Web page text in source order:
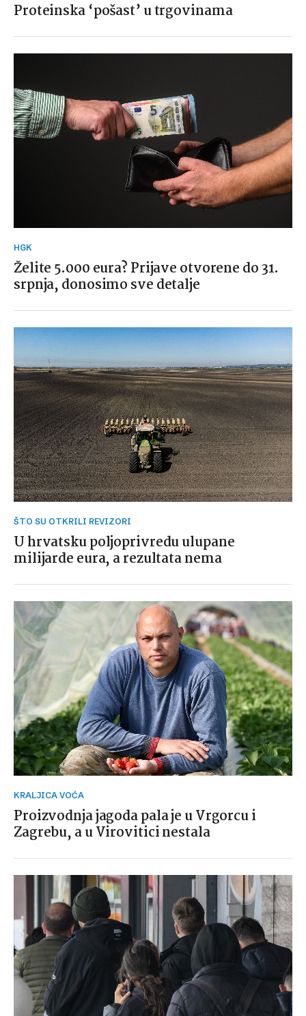
Proteinska ‘pošast’ u trgovinama
HGK
Želite 5.000 eura? Prijave otvorene do 31.
srpnja, donosimo sve detalje
ŠTO SU OTKRILI REVIZORI
U hrvatsku poljoprivredu ulupane
milijarde eura, a rezultata nema
KRALJICA VOĆA
Proizvodnja jagoda pala je u Vrgorcu i
Zagrebu, a u Virovitici nestala